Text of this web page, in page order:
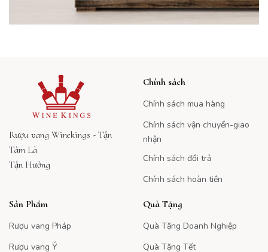
Rượu vang Winekings - Tận
Tâm Là
Tận Hưởng
Chính sách
Chính sách mua hàng
Chính sách vận chuyển-giao
nhận
Chính sách đổi trả
Chính sách hoàn tiền
Sản Phẩm
Rượu vang Pháp
Rượu vang Ý
Quà Tặng
Quà Tặng Doanh Nghiệp
Quà Tặng Tết